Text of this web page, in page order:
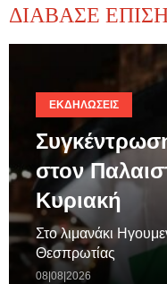
ΔΙΑΒΑΣΕ
ΕΚΔΗΛΏΣΕΙΣ
στον
Κυριακή
Στο λιμανάκι
Θεσπρωτίας
08|08|2026